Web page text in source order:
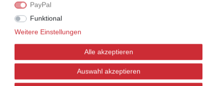
UNIFY Mobilteile
UNIFY Mobilteile
Telefonkabel / Zubehör
Telefonkabel / Zubehör
PayPal
Funktional
Weitere Einstellungen
Alle akzeptieren
Auswahl akzeptieren